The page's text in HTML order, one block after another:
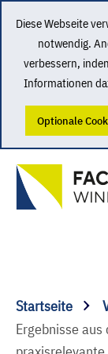
Diese Webseite
notwendig.
verbessern,
Informationen
Optionale
Startseite
Ergebnisse aus